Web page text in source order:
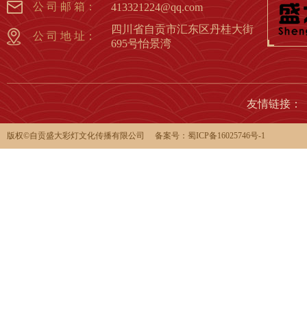
公 司 邮 箱： 413321224@qq.com
公 司 地 址：
四川省自贡市汇东区丹桂大街
695号怡景湾
友情链接：
版权©️自贡盛大彩灯文化传播有限公司 备案号： 蜀ICP备16025746号-1